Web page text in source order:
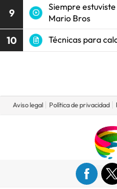
9
Siempre
Mario Bros
10 Técnicas para
Aviso legal Política de privacidad